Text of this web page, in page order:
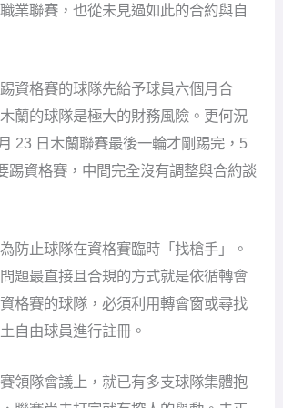
業聯賽，也從未見過如此的合約與自
資格賽的球隊先給予球員六個月合
蘭的球隊是極大的財務風險。更何況
23 日木蘭聯賽最後一輪才剛踢完，5
踢資格賽，中間完全沒有調整與合約談
防止球隊在資格賽臨時「找槍手」。
題最直接且合規的方式就是依循轉會
格賽的球隊，必須利用轉會窗或尋找
自由球員進行註冊。
領隊會議上，就已有多支球隊集體抱